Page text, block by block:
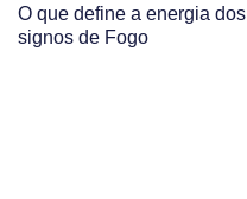
O que define a energia dos
signos de Fogo